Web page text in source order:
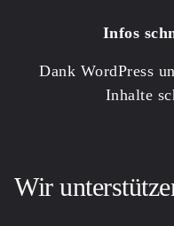
Infos
Dank WordPress
Inhalte
Wir